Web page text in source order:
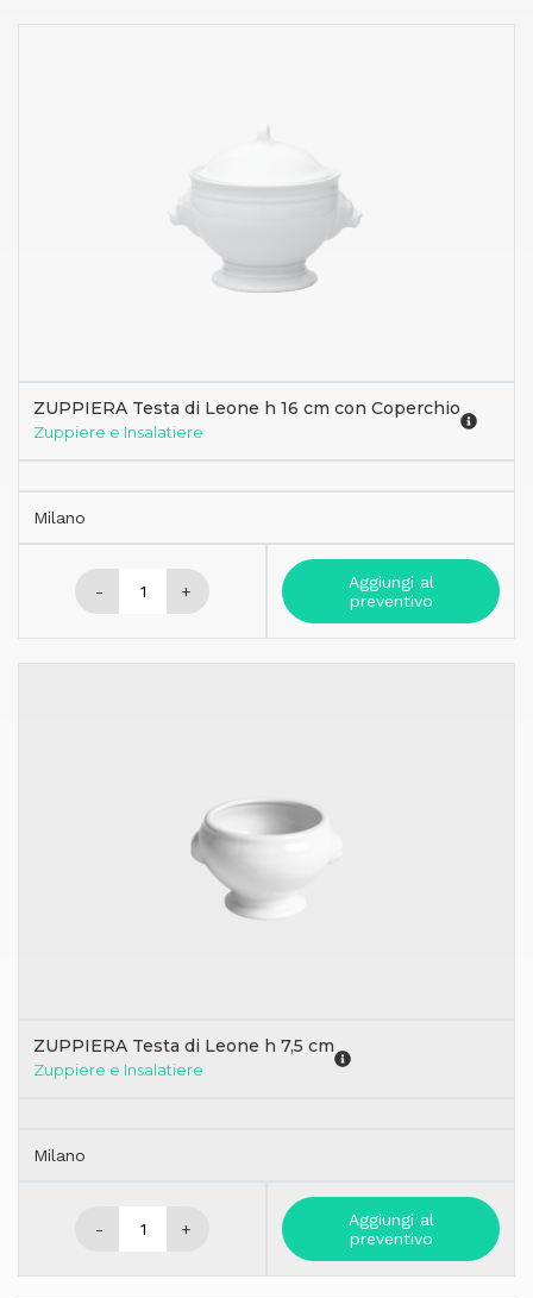
ZUPPIERA Testa di Leone h 16 cm con Coperchio
Zuppiere e Insalatiere
Milano
- +
Aggiungi al
preventivo
ZUPPIERA Testa di Leone h 7,5 cm
Zuppiere e Insalatiere
Milano
- +
Aggiungi al
preventivo